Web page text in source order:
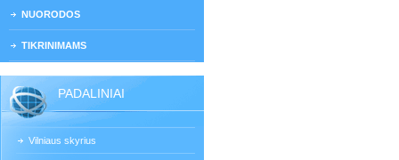
NUORODOS
TIKRINIMAMS
PADALINIAI
Vilniaus skyrius